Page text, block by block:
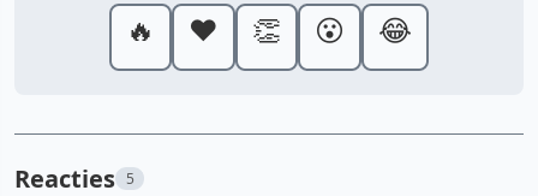
🔥 ❤️ 👏 😮 😂
Reacties 5